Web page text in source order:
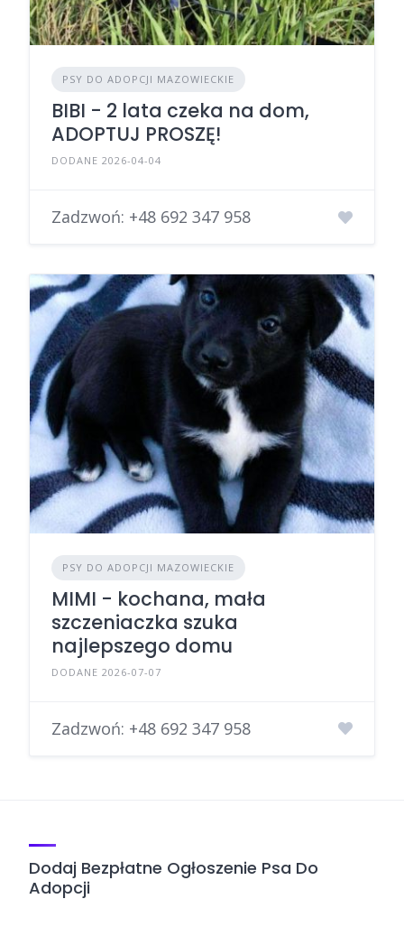
PSY DO ADOPCJI MAZOWIECKIE
BIBI - 2 lata czeka na dom,
ADOPTUJ PROSZĘ!
DODANE 2026-04-04
Zadzwoń: +48 692 347 958
PSY DO ADOPCJI MAZOWIECKIE
MIMI - kochana, mała
szczeniaczka szuka
najlepszego domu
DODANE 2026-07-07
Zadzwoń: +48 692 347 958
Dodaj Bezpłatne Ogłoszenie Psa Do
Adopcji